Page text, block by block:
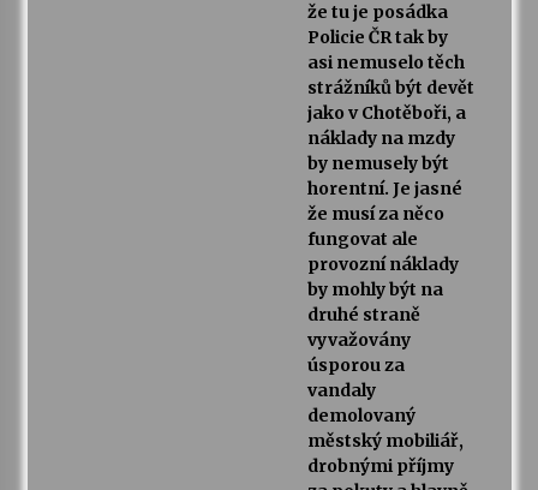
že tu je posádka
Policie ČR tak by
asi nemuselo těch
strážníků být devět
jako v Chotěboři, a
náklady na mzdy
by nemusely být
horentní. Je jasné
že musí za něco
fungovat ale
provozní náklady
by mohly být na
druhé straně
vyvažovány
úsporou za
vandaly
demolovaný
městský mobiliář,
drobnými příjmy